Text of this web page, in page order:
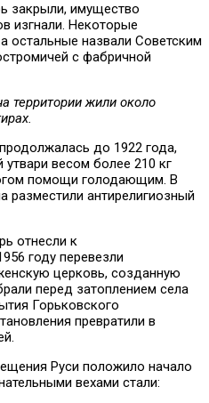
закрыли, имущество
изгнали. Некоторые
остальные назвали Советским
с фабричной
территории жили около
до 1922 года,
весом более 210 кг
помощи голодающим. В
разместили антирелигиозный
отнесли к
году перевезли
церковь, созданную
перед затоплением села
Горьковского
превратили в
Руси положило начало
вехами стали: